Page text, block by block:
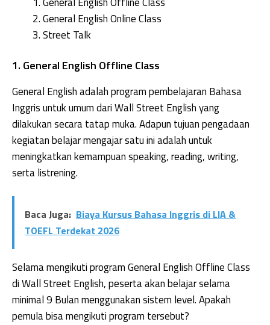
General English Online Class
Street Talk
1. General English Offline Class
General English adalah program pembelajaran Bahasa
Inggris untuk umum dari Wall Street English yang
dilakukan secara tatap muka. Adapun tujuan pengadaan
kegiatan belajar mengajar satu ini adalah untuk
meningkatkan kemampuan speaking, reading, writing,
serta listrening.
Baca Juga: Biaya Kursus Bahasa Inggris di LIA &
TOEFL Terdekat 2026
Selama mengikuti program General English Offline Class
di Wall Street English, peserta akan belajar selama
minimal 9 Bulan menggunakan sistem level. Apakah
pemula bisa mengikuti program tersebut?